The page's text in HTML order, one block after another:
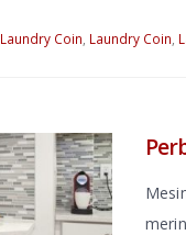
Coin Laundry Coin